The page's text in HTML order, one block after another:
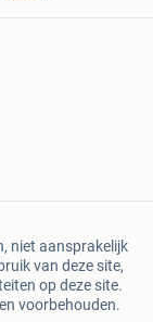
niet aansprakelijk
van deze site,
op deze site.
voorbehouden.